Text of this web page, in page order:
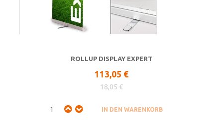
ROLLUP DISPLAY EXPERT
113,05 €
18,05 €